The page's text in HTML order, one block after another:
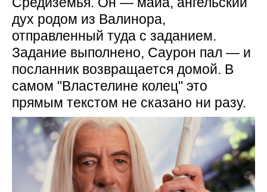
дух родом из Валинора,
отправленный туда с заданием.
Задание выполнено, Саурон пал — и
посланник возвращается домой. В
самом "Властелине колец" это
прямым текстом не сказано ни разу.